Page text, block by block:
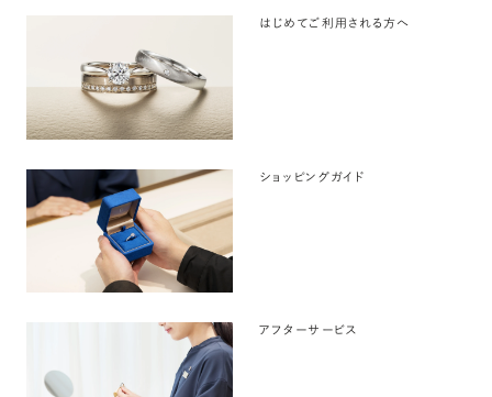
はじめてご利用される方へ
ショッピングガイド
アフターサービス